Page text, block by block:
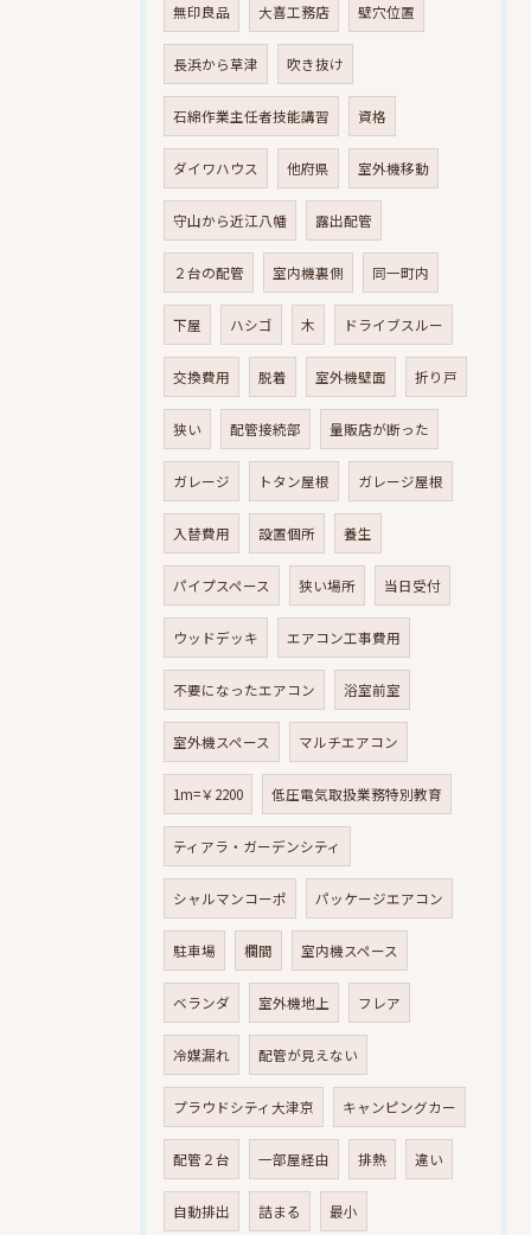
無印良品 大喜工務店 壁穴位置
長浜から草津 吹き抜け
石綿作業主任者技能講習 資格
ダイワハウス 他府県 室外機移動
守山から近江八幡 露出配管
２台の配管 室内機裏側 同一町内
下屋 ハシゴ 木 ドライブスルー
交換費用 脱着 室外機壁面 折り戸
狭い 配管接続部 量販店が断った
ガレージ トタン屋根 ガレージ屋根
入替費用 設置個所 養生
パイプスペース 狭い場所 当日受付
ウッドデッキ エアコン工事費用
不要になったエアコン 浴室前室
室外機スペース マルチエアコン
1m=￥2200 低圧電気取扱業務特別教育
ティアラ・ガーデンシティ
シャルマンコーポ パッケージエアコン
駐車場 欄間 室内機スペース
ベランダ 室外機地上 フレア
冷媒漏れ 配管が見えない
プラウドシティ大津京 キャンピングカー
配管２台 一部屋経由 排熱 違い
自動排出 詰まる 最小